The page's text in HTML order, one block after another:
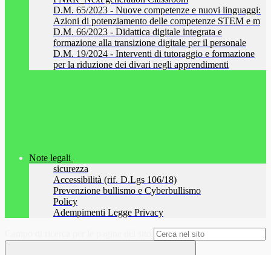
D.M. 65/2023 - Nuove competenze e nuovi linguaggi:
Azioni di potenziamento delle competenze STEM e m
D.M. 66/2023 - Didattica digitale integrata e
formazione alla transizione digitale per il personale
D.M. 19/2024 - Interventi di tutoraggio e formazione
per la riduzione dei divari negli apprendimenti
Note legali
sicurezza
Accessibilità (rif. D.Lgs 106/18)
Prevenzione bullismo e Cyberbullismo
Policy
Adempimenti Legge Privacy